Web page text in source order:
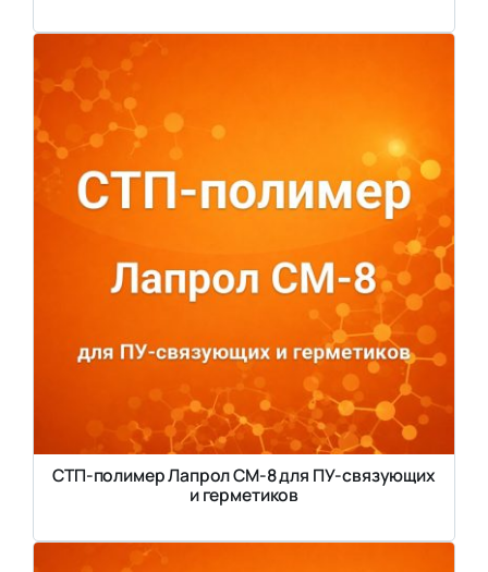
СТП-полимер Лапрол СМ-8 для ПУ-связующих
и герметиков